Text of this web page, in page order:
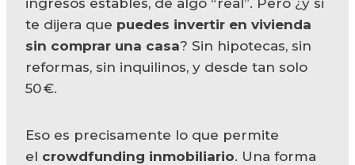
te dijera que puedes invertir en vivienda
sin comprar una casa? Sin hipotecas, sin
reformas, sin inquilinos, y desde tan solo
50 €.
Eso es precisamente lo que permite
el crowdfunding inmobiliario. Una forma